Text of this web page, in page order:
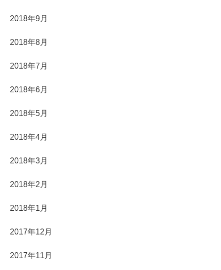
2018年9月
2018年8月
2018年7月
2018年6月
2018年5月
2018年4月
2018年3月
2018年2月
2018年1月
2017年12月
2017年11月